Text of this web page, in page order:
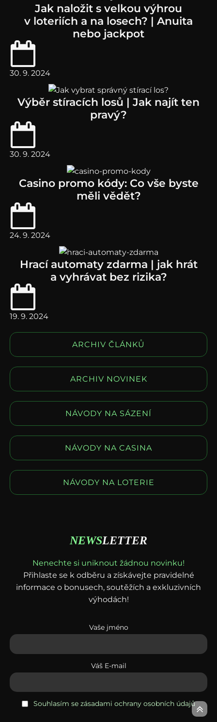
Jak naložit s velkou výhrou
v loteriích a na losech? | Anuita
nebo jackpot
30. 9. 2024
Výběr stíracích losů | Jak najít ten
pravý?
30. 9. 2024
Casino promo kódy: Co vše byste
měli vědět?
24. 9. 2024
Hrací automaty zdarma | jak hrát
a vyhrávat bez rizika?
19. 9. 2024
ARCHIV ČLÁNKŮ
ARCHIV NOVINEK
NÁVODY NA SÁZENÍ
NÁVODY NA CASINA
NÁVODY NA LOTERIE
NEWSLETTER
Nenechte si uniknout žádnou novinku!
Přihlaste se k odběru a získávejte pravidelné
informace o bonusech, soutěžích a exkluzivních
výhodách!
Vaše jméno
Váš E-mail
Souhlasím se zásadami ochrany osobních údajů